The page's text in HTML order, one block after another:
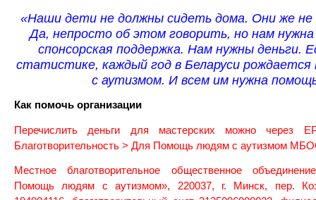
«Наши дети не должны сидеть дома. Они же не
Да, непросто об этом говорить, но нам
спонсорская поддержка. Нам нужны деньги.
статистике, каждый год в Беларуси
с аутизмом. И всем им нужна
Как помочь организации
Перечислить деньги для мастерских можно через
Благотворительность > Для Помощь людям с аутизмом
Местное благотворительное общественное
Помощь людям с аутизмом», 220037, г. Минск, пер.